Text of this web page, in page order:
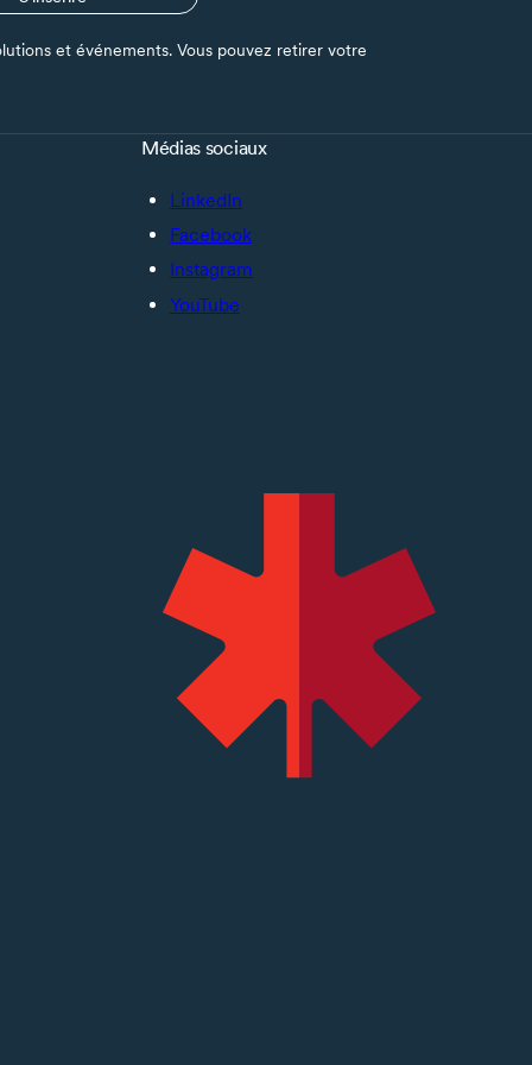
et événements. Vous pouvez retirer votre
Médias sociaux
LinkedIn
Facebook
Instagram
YouTube